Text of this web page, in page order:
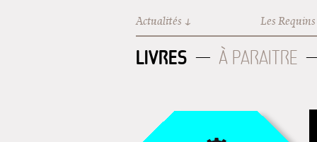
Actualités Les
LIVRES À PARAITRE